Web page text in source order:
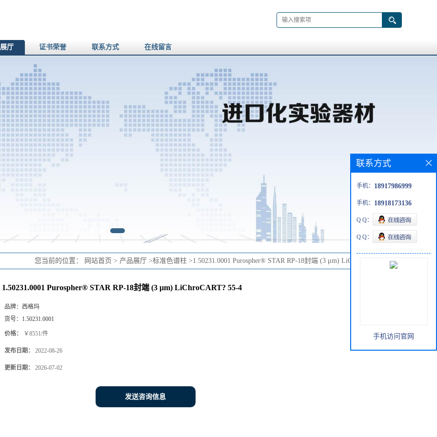
厅 证书荣誉 联系方式 在线留言
您当前的位置： 网站首页 > 产品展厅 >标准色谱柱 >1.50231.0001 Purospher® STAR RP-18封端 (3 μm) LiChroCART? 55-4
1.50231.0001 Purospher® STAR RP-18封端 (3 μm) LiChroCART? 55-4
品牌： 西格玛
货号： 1.50231.0001
价格： ￥8551/件
发布日期： 2022-08-26
更新日期： 2026-07-02
发送咨询信息
联系方式
手机： 18917986999
手机： 18918173136
Q Q：
Q Q：
手机访问官网